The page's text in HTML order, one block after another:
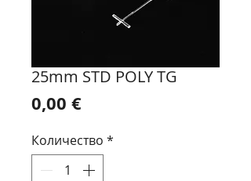
25mm STD POLY TG
0,00 €Цена
Количество *